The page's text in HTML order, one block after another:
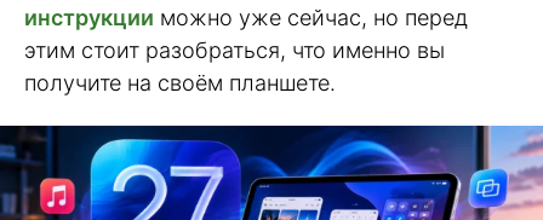
инструкции можно уже сейчас, но перед
этим стоит разобраться, что именно вы
получите на своём планшете.